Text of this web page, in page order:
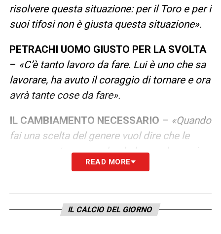
risolvere questa situazione: per il Toro e per i
suoi tifosi non è giusta questa situazione».
PETRACHI UOMO GIUSTO PER LA SVOLTA
– «C’è tanto lavoro da fare. Lui è uno che sa
lavorare, ha avuto il coraggio di tornare e ora
avrà tante cose da fare».
IL CAMBIAMENTO NECESSARIO – «Quando
fai una scelta del genere vuol dire che le
cose non stavano andando bene, che vuoi
cambiare delle cose. Cairo e Petrachi si
dieci anni. Nell’ultima stagione in cui
c’eravamo entrambi ci siamo affacciati in
READ MORE
IL CALCIO DEL GIORNO